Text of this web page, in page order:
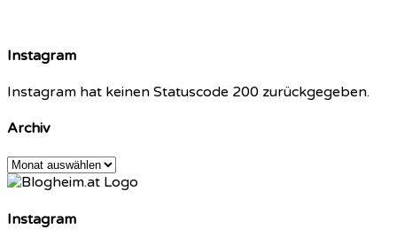
Instagram
Instagram hat keinen Statuscode 200 zurückgegeben.
Archiv
Archiv
Instagram